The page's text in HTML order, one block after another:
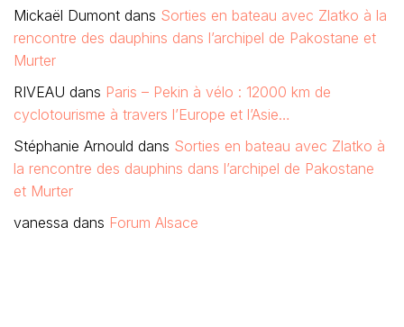
Mickaël Dumont dans Sorties en bateau avec Zlatko à la
rencontre des dauphins dans l’archipel de Pakostane et
Murter
RIVEAU dans Paris – Pekin à vélo : 12000 km de
cyclotourisme à travers l’Europe et l’Asie…
Stéphanie Arnould dans Sorties en bateau avec Zlatko à
la rencontre des dauphins dans l’archipel de Pakostane
et Murter
vanessa dans Forum Alsace